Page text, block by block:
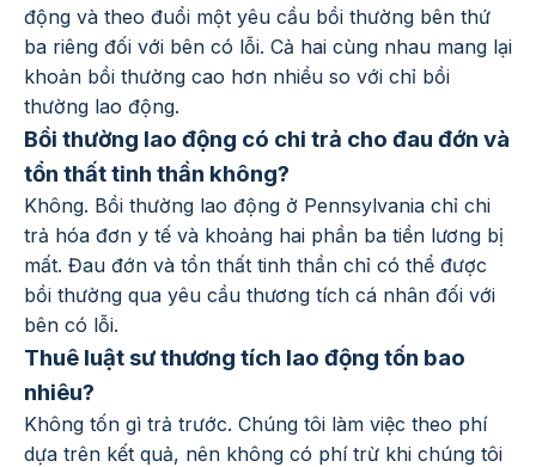
động và theo đuổi một yêu cầu bồi thường bên thứ
ba riêng đối với bên có lỗi. Cả hai cùng nhau mang lại
khoản bồi thường cao hơn nhiều so với chỉ bồi
thường lao động.
Bồi thường lao động có chi trả cho đau đớn và
tổn thất tinh thần không?
Không. Bồi thường lao động ở Pennsylvania chỉ chi
trả hóa đơn y tế và khoảng hai phần ba tiền lương bị
mất. Đau đớn và tổn thất tinh thần chỉ có thể được
bồi thường qua yêu cầu thương tích cá nhân đối với
bên có lỗi.
Thuê luật sư thương tích lao động tốn bao
nhiêu?
Không tốn gì trả trước. Chúng tôi làm việc theo phí
dựa trên kết quả, nên không có phí trừ khi chúng tôi